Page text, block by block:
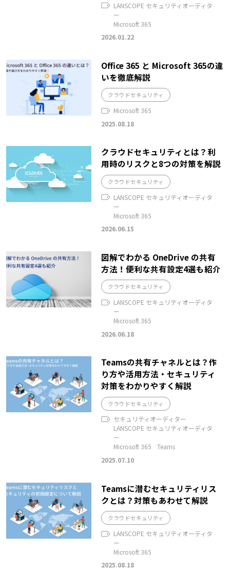
LANSCOPE セキュリティオーディタ
ー
Microsoft 365
2026.01.22
Office 365 と Microsoft 365の違
いを徹底解説
クラウドセキュリティ
Microsoft 365
2025.08.18
クラウドセキュリティとは？利
用時のリスクと8つの対策を解説
クラウドセキュリティ
LANSCOPE セキュリティオーディタ
ー
Microsoft 365
2026.06.15
図解でわかる OneDrive の共有
方法！便利な共有設定4選も紹介
クラウドセキュリティ
LANSCOPE セキュリティオーディタ
ー
Microsoft 365
2026.06.18
Teamsの共有チャネルとは？作
り方や活用方法・セキュリティ
対策をわかりやすく解説
クラウドセキュリティ
セキュリティオーディター
LANSCOPE セキュリティオーディタ
ー
Microsoft 365
Teams
2025.07.10
Teamsに潜むセキュリティリス
クとは？対策もあわせて解説
クラウドセキュリティ
LANSCOPE セキュリティオーディタ
ー
Microsoft 365
2025.08.18